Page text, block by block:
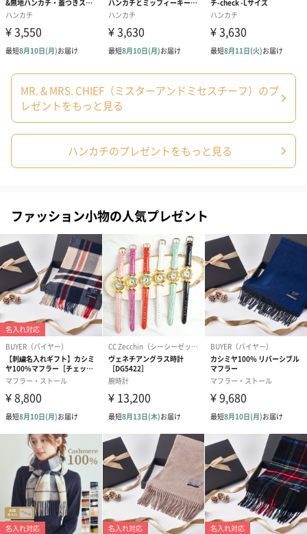
MR. & MRS. CHIEF（ミスターアンドミセスチーフ）のプ
レゼントをもっと見る
ハンカチのプレゼントをもっと見る
ファッション小物の人気プレゼント